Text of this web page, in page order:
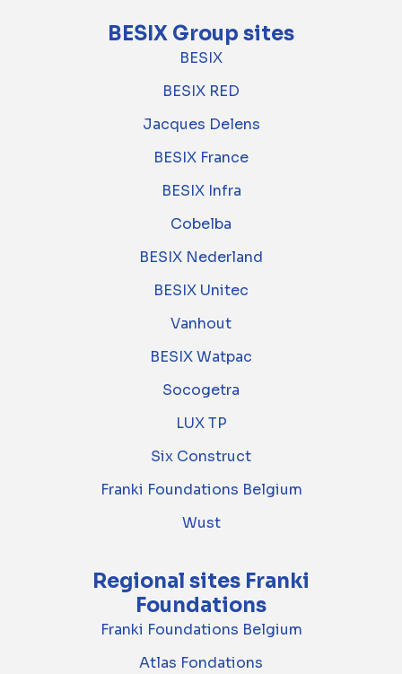
BESIX Group sites
BESIX
BESIX RED
Jacques Delens
BESIX France
BESIX Infra
Cobelba
BESIX Nederland
BESIX Unitec
Vanhout
BESIX Watpac
Socogetra
LUX TP
Six Construct
Franki Foundations Belgium
Wust
Regional sites Franki
Foundations
Franki Foundations Belgium
Atlas Fondations